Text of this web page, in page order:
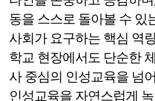
동을 스스로 돌아볼 수 있
사회가 요구하는 핵심 역
학교 현장에서도 단순한
사 중심의 인성교육을 넘
인성교육을 자연스럽게